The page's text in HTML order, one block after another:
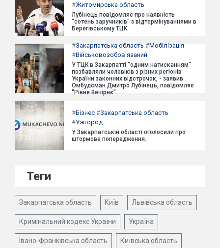
#Житомирська область
Лубінець повідомляє про наявність
"сотень заручників" з відтермінуваннями в
Берегівському ТЦК.
#Закарпатська область #Мобілізація
#Військовозобов'язаний
У ТЦК в Закарпатті "одним натисканням"
позбавляли чоловіків з різних регіонів
України законних відстрочок, - заявив
Омбудсман Дмитро Лубінець, повідомляє
"Рівне Вечірнє".
#Бізнес #Закарпатська область
#Ужгород
У Закарпатській області оголосили про
штормове попередження.
Теги
Закарпатська область Київ Львівська область
Кримінальний кодекс України Україна
Івано-Франківська область Київська область